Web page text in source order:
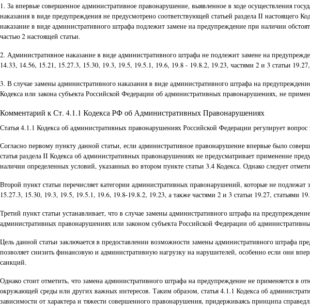
1. За впервые совершенное административное правонарушение, выявленное в ходе осуществления
наказания в виде предупреждения не предусмотрено соответствующей статьей раздела II настоящего
наказание в виде административного штрафа подлежит замене на предупреждение при наличии
частью 2 настоящей статьи.
2. Административное наказание в виде административного штрафа не подлежит замене на
14.33, 14.56, 15.21, 15.27.3, 15.30, 19.3, 19.5, 19.5.1, 19.6, 19.8 - 19.8.2, 19.23, частями 2 и 3 статьи
3. В случае замены административного наказания в виде административного штрафа на
Кодекса или закона субъекта Российской Федерации об административных правонарушениях, не
Комментарий к Ст. 4.1.1 Кодекса РФ об Административных Правонарушениях
Статья 4.1.1 Кодекса об административных правонарушениях Российской Федерации регулирует
Согласно первому пункту данной статьи, если административное правонарушение впервые было
статья раздела II Кодекса об административных правонарушениях не предусматривает применение
наличии определенных условий, указанных во втором пункте статьи 3.4 Кодекса. Однако следует
Второй пункт статьи перечисляет категории административных правонарушений, которые не
15.27.3, 15.30, 19.3, 19.5, 19.5.1, 19.6, 19.8-19.8.2, 19.23, а также частями 2 и 3 статьи 19.27, статьями
Третий пункт статьи устанавливает, что в случае замены административного штрафа на
административных правонарушениях или законом субъекта Российской Федерации об
Цель данной статьи заключается в предоставлении возможности замены административного штрафа
позволяет снизить финансовую и административную нагрузку на нарушителей, особенно если они
санкций.
Однако стоит отметить, что замена административного штрафа на предупреждение не применяется в
окружающей среды или других важных интересов. Таким образом, статья 4.1.1 Кодекса об
зависимости от характера и тяжести совершенного правонарушения, придерживаясь принципа